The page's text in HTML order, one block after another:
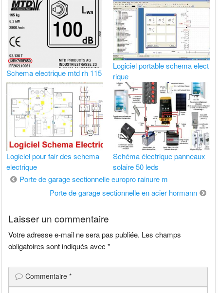
Schema electrique mtd rh 115
Logiciel portable schema elect
rique
Logiciel pour fair des schema
electrique
Schéma électrique panneaux
solaire 50 leds
Navigation
Porte de garage sectionnelle europro rainure m
Porte de garage sectionnelle en acier hormann
Laisser un commentaire
Votre adresse e-mail ne sera pas publiée. Les champs
obligatoires sont indiqués avec*
Commentaire*